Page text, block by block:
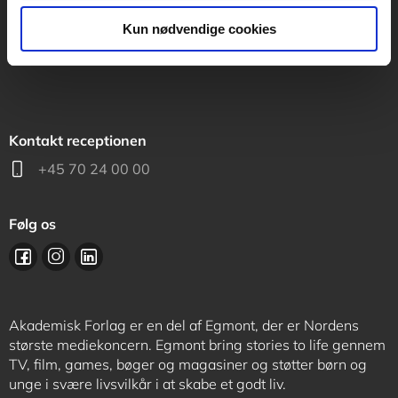
Kun nødvendige cookies
support@akademisk.dk
Kontakt receptionen
+45 70 24 00 00
Følg os
Akademisk Forlag er en del af Egmont, der er Nordens
største mediekoncern. Egmont bring stories to life gennem
TV, film, games, bøger og magasiner og støtter børn og
unge i svære livsvilkår i at skabe et godt liv.